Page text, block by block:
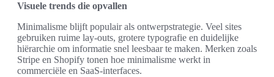
Visuele trends die opvallen
Minimalisme blijft populair als ontwerpstrategie. Veel sites
gebruiken ruime lay-outs, grotere typografie en duidelijke
hiërarchie om informatie snel leesbaar te maken. Merken zoals
Stripe en Shopify tonen hoe minimalisme werkt in
commerciële en SaaS-interfaces.